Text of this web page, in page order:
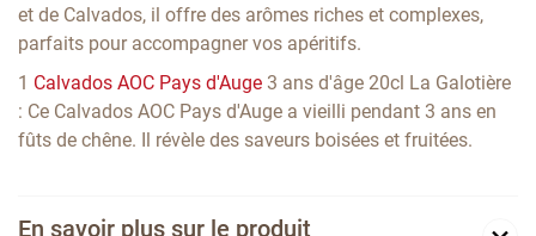
et de Calvados, il offre des arômes riches et complexes,
parfaits pour accompagner vos apéritifs.
1 Calvados AOC Pays d'Auge 3 ans d'âge 20cl La Galotière
: Ce Calvados AOC Pays d'Auge a vieilli pendant 3 ans en
fûts de chêne. Il révèle des saveurs boisées et fruitées.
En savoir plus sur le produit